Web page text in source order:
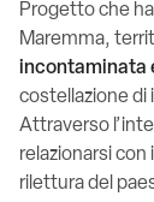
Progetto che
Maremma,
incontaminata
costellazione di
Attraverso
relazionarsi con
rilettura del